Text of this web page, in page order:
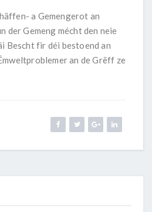
a Gemengerot an
der Gemeng mécht den neie
Bescht fir déi bestoend an
an de Grëff ze